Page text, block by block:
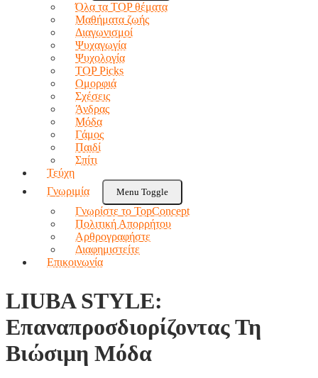
Όλα τα TOP θέματα
Μαθήματα ζωής
Διαγωνισμοί
Ψυχαγωγία
Ψυχολογία
TOP Picks
Ομορφιά
Σχέσεις
Άνδρας
Μόδα
Γάμος
Παιδί
Σπίτι
Τεύχη
Γνωριμία
Menu Toggle
Γνωρίστε το TopConcept
Πολιτική Απορρήτου
Αρθρογραφήστε
Διαφημιστείτε
Επικοινωνία
LIUBA STYLE:
Επαναπροσδιορίζοντας Τη
Βιώσιμη Μόδα